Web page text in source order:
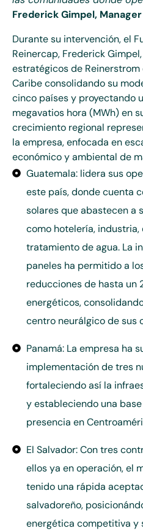
Frederick Gimpel,
Durante su intervención, el
Reinercap, Frederick
estratégicos de
Caribe consolidando su
cinco países y proyectando
megavatios hora (MWh) en
crecimiento regional
la empresa, enfocada en
económico y ambiental de
Guatemala: lidera sus
este país, donde cuenta
solares que abastecen a
como hotelería,
tratamiento de agua. La
paneles ha permitido a
reducciones de hasta un
energéticos,
centro neurálgico de sus
Panamá: La empresa ha
implementación de tres
fortaleciendo así la
y estableciendo una
presencia en
El Salvador: Con tres
ellos ya en operación, el
tenido una rápida
salvadoreño,
energética competitiva y